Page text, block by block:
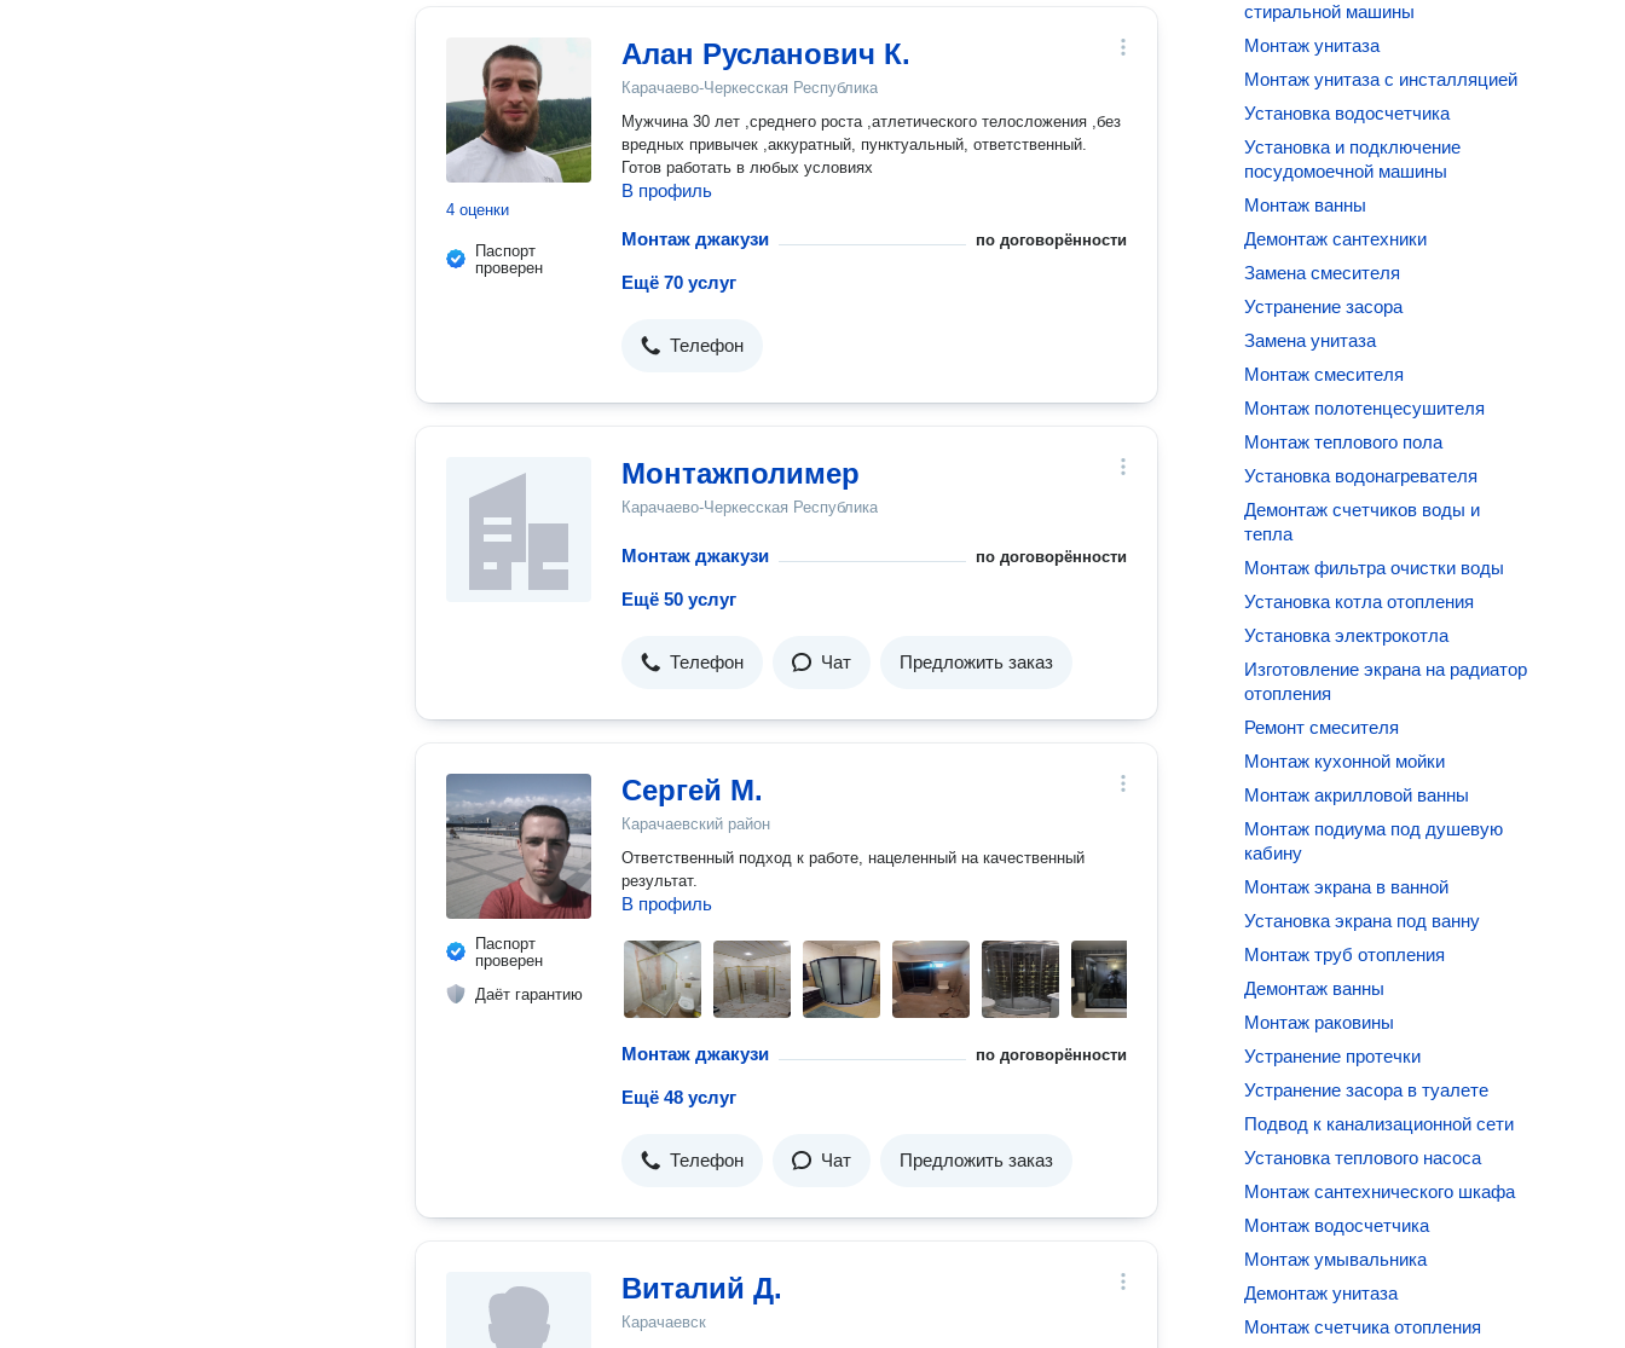
4 оценки
Паспорт
проверен
Алан Русланович К.
Карачаево-Черкесская Республика
Мужчина 30 лет ,среднего роста ,атлетического телосложения ,без
вредных привычек ,аккуратный, пунктуальный, ответственный.
Готов работать в любых условиях
В профиль
Монтаж джакузи по договорённости
Ещё 70 услуг
Телефон
Монтажполимер
Карачаево-Черкесская Республика
Монтаж джакузи по договорённости
Ещё 50 услуг
Телефон Чат Предложить заказ
Паспорт
проверен
Даёт гарантию
Сергей M.
Карачаевский район
Ответственный подход к работе, нацеленный на качественный
результат.
В профиль
Монтаж джакузи по договорённости
Ещё 48 услуг
Телефон Чат Предложить заказ
Виталий Д.
Карачаевск
стиральной машины
Монтаж унитаза
Монтаж унитаза с инсталляцией
Установка водосчетчика
Установка и подключение
посудомоечной машины
Монтаж ванны
Демонтаж сантехники
Замена смесителя
Устранение засора
Замена унитаза
Монтаж смесителя
Монтаж полотенцесушителя
Монтаж теплового пола
Установка водонагревателя
Демонтаж счетчиков воды и
тепла
Монтаж фильтра очистки воды
Установка котла отопления
Установка электрокотла
Изготовление экрана на радиатор
отопления
Ремонт смесителя
Монтаж кухонной мойки
Монтаж акрилловой ванны
Монтаж подиума под душевую
кабину
Монтаж экрана в ванной
Установка экрана под ванну
Монтаж труб отопления
Демонтаж ванны
Монтаж раковины
Устранение протечки
Устранение засора в туалете
Подвод к канализационной сети
Установка теплового насоса
Монтаж сантехнического шкафа
Монтаж водосчетчика
Монтаж умывальника
Демонтаж унитаза
Монтаж счетчика отопления